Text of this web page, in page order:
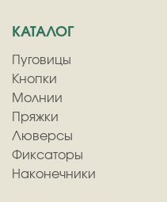
КАТАЛОГ
Пуговицы
Кнопки
Молнии
Пряжки
Люверсы
Фиксаторы
Наконечники